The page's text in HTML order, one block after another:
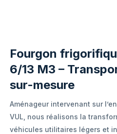
Fourgon
6/13 M3 –
sur-mesure
Aménageur intervenant sur
VUL, nous réalisons la
véhicules utilitaires légers et